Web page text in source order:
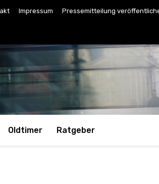
Impressum Pressemitteilung
Oldtimer Ratgeber